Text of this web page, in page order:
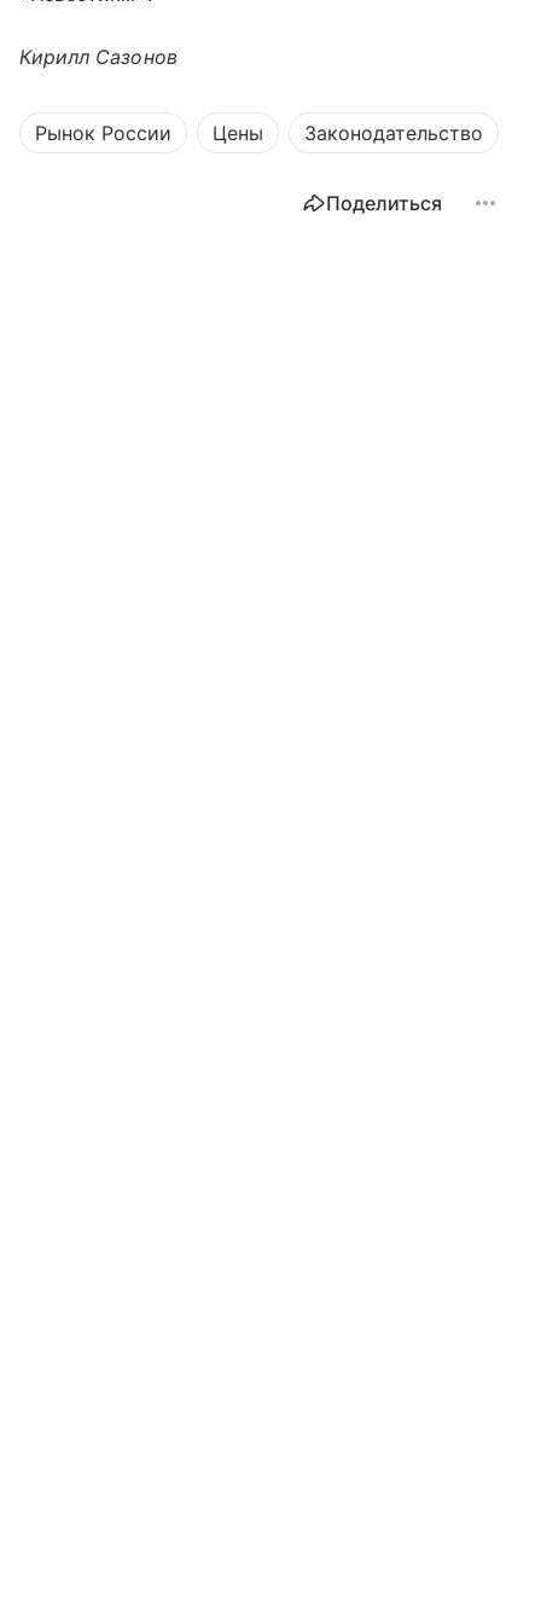
Кирилл Сазонов
Рынок России Цены Законодательство
Поделиться